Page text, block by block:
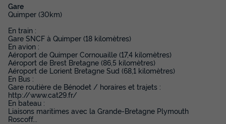
MOBILHOME 4 personnes - Mobil-home |
Classic | 2 Ch. | 4 Pers. | Terrasse surélevée
| Toit terrasse | 1 SDB | TV
Annulation gratuite
Surface
36m²
Adultes Chambres
2
Salle de bain
Terrasse semi-couverte
Congélateur
Réfrigérateur
+ 3
Gare
Quimper (30km)
En train :
Gare SNCF à Quimper (18 kilomètres)
En avion :
Aéroport de Quimper Cornouaille (17,4 kilomètres)
Aéroport de Brest Bretagne (86,5 kilomètres)
Aéroport de Lorient Bretagne Sud (68,1 kilomètres)
En Bus :
Gare routière de Bénodet / horaires et trajets :
http://www.cat29.fr/
En bateau :
Liaisons maritimes avec la Grande-Bretagne Plymouth
Roscoff...